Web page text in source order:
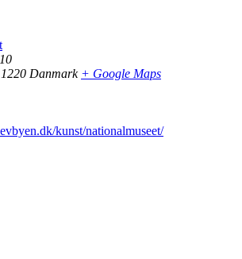
1220 Danmark + Google Maps
kunst/nationalmuseet/